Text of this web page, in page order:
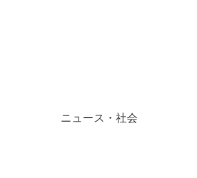
ニュース・社会